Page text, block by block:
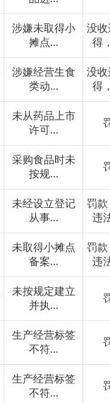
涉嫌未取得小
摊点...
没收
得
涉嫌经营生食
类动...
没收
得
未从药品上市
许可...
采购食品时未
按规...
未经设立登记
从事...
罚款
违
未取得小摊点
备案...
罚款
违
未按规定建立
并执...
生产经营标签
不符...
生产经营标签
不符...